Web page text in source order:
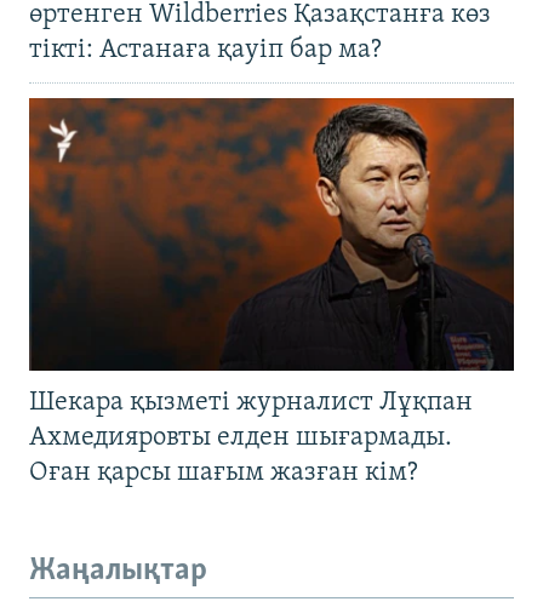
өртенген Wildberries Қазақстанға көз
тікті: Астанаға қауіп бар ма?
Шекара қызметі журналист Лұқпан
Ахмедияровты елден шығармады.
Оған қарсы шағым жазған кім?
Жаңалықтар